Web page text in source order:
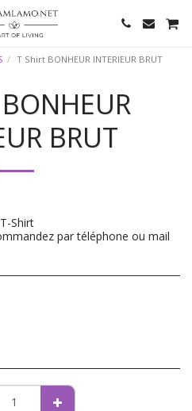
T Shirt BONHEUR INTERIEUR BRUT
BRUT
Shirt
par téléphone ou mail